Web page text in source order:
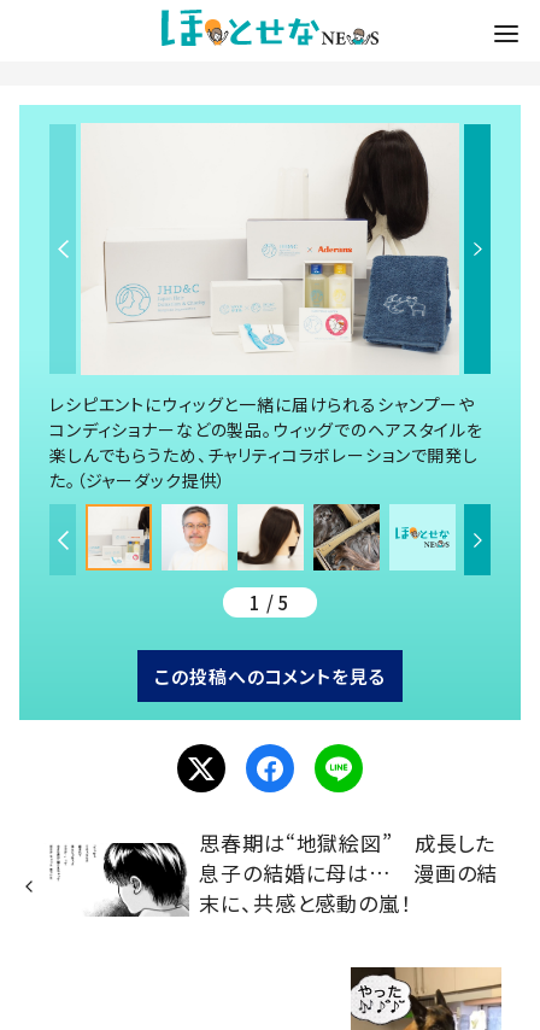
レシピエントにウィッグと一緒に届けられるシャンプーや
コンディショナーなどの製品。ウィッグでのヘアスタイルを
楽しんでもらうため、チャリティコラボレーションで開発し
た。（ジャーダック提供）
1 / 5
この投稿へのコメントを見る
思春期は“地獄絵図” 成長した
息子の結婚に母は… 漫画の結
末に、共感と感動の嵐！